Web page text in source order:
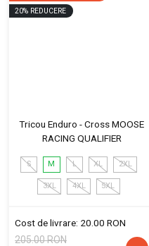
20% REDUCERE
Tricou Enduro - Cross MOOSE
RACING QUALIFIER
S M L XL 2XL
3XL 4XL 5XL
Cost de livrare: 20.00 RON
205.00 RON